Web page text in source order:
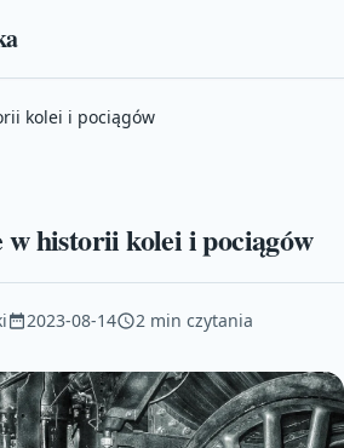
kolei i pociągów
w historii kolei i pociągów
2023-08-14 2 min czytania